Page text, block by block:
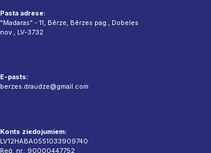
Pasta adrese:
"Madaras" - 11, Bērze, Bērzes pag., Dobeles
nov., LV-3732
E-pasts:
berzes.draudze@gmail.com
Konts ziedojumiem:
LV12HABA0551033909740
Reģ. nr.: 90000447752